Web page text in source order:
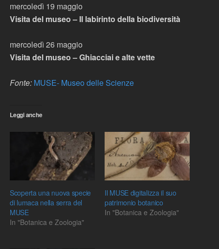
mercoledì 19 maggio
Visita del museo – Il labirinto della biodiversità
mercoledì 26 maggio
Visita del museo – Ghiacciai e alte vette
Fonte: MUSE- Museo delle Scienze
Leggi anche
Scoperta una nuova specie
di lumaca nella serra del
MUSE
In "Botanica e Zoologia"
Il MUSE digitalizza il suo
patrimonio botanico
In "Botanica e Zoologia"